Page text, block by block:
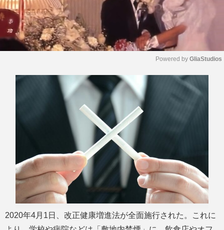
M
u
Powered by GliaStudios
2020年4月1日、改正健康増進法が全面施行された。これに